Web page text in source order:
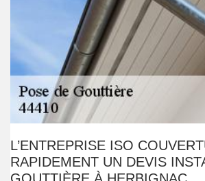
L’ENTREPRISE ISO
RAPIDEMENT UN DEVIS